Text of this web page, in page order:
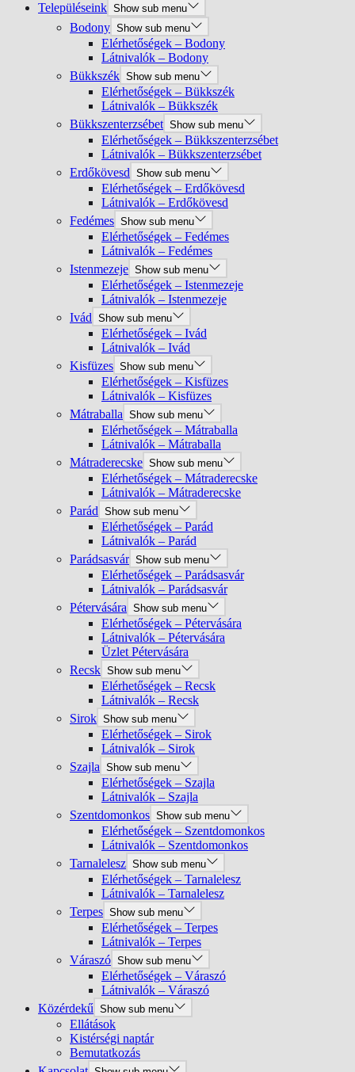
Településeink Show sub menu
Bodony Show sub menu
Elérhetőségek – Bodony
Látnivalók – Bodony
Bükkszék Show sub menu
Elérhetőségek – Bükkszék
Látnivalók – Bükkszék
Bükkszenterzsébet Show sub menu
Elérhetőségek – Bükkszenterzsébet
Látnivalók – Bükkszenterzsébet
Erdőkövesd Show sub menu
Elérhetőségek – Erdőkövesd
Látnivalók – Erdőkövesd
Fedémes Show sub menu
Elérhetőségek – Fedémes
Látnivalók – Fedémes
Istenmezeje Show sub menu
Elérhetőségek – Istenmezeje
Látnivalók – Istenmezeje
Ivád Show sub menu
Elérhetőségek – Ivád
Látnivalók – Ivád
Kisfüzes Show sub menu
Elérhetőségek – Kisfüzes
Látnivalók – Kisfüzes
Mátraballa Show sub menu
Elérhetőségek – Mátraballa
Látnivalók – Mátraballa
Mátraderecske Show sub menu
Elérhetőségek – Mátraderecske
Látnivalók – Mátraderecske
Parád Show sub menu
Elérhetőségek – Parád
Látnivalók – Parád
Parádsasvár Show sub menu
Elérhetőségek – Parádsasvár
Látnivalók – Parádsasvár
Pétervására Show sub menu
Elérhetőségek – Pétervására
Látnivalók – Pétervására
Üzlet Pétervására
Recsk Show sub menu
Elérhetőségek – Recsk
Látnivalók – Recsk
Sirok Show sub menu
Elérhetőségek – Sirok
Látnivalók – Sirok
Szajla Show sub menu
Elérhetőségek – Szajla
Látnivalók – Szajla
Szentdomonkos Show sub menu
Elérhetőségek – Szentdomonkos
Látnivalók – Szentdomonkos
Tarnalelesz Show sub menu
Elérhetőségek – Tarnalelesz
Látnivalók – Tarnalelesz
Terpes Show sub menu
Elérhetőségek – Terpes
Látnivalók – Terpes
Váraszó Show sub menu
Elérhetőségek – Váraszó
Látnivalók – Váraszó
Közérdekű Show sub menu
Ellátások
Kistérségi naptár
Bemutatkozás